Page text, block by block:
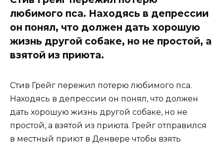
любимого пса. Находясь в депрессии
он понял, что должен дать хорошую
жизнь другой собаке, но не простой, а
взятой из приюта.
Стив Грейг пережил потерю любимого пса.
Находясь в депрессии он понял, что должен
дать хорошую жизнь другой собаке, но не
простой, а взятой из приюта. Грейг отправился
в местный приют в Денвере чтобы взять